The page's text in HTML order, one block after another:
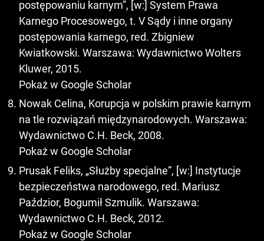
postępowaniu karnym”, [w:] System Prawa
Karnego Procesowego, t. V Sądy i inne organy
postępowania karnego, red. Zbigniew
Kwiatkowski. Warszawa: Wydawnictwo Wolters
Kluwer, 2015.
Pokaż w Google Scholar
Nowak Celina, Korupcja w polskim prawie karnym
na tle rozwiązań międzynarodowych. Warszawa:
Wydawnictwo C.H. Beck, 2008.
Pokaż w Google Scholar
Prusak Feliks, „Służby specjalne”, [w:] Instytucje
bezpieczeństwa narodowego, red. Mariusz
Paździor, Bogumił Szmulik. Warszawa:
Wydawnictwo C.H. Beck, 2012.
Pokaż w Google Scholar